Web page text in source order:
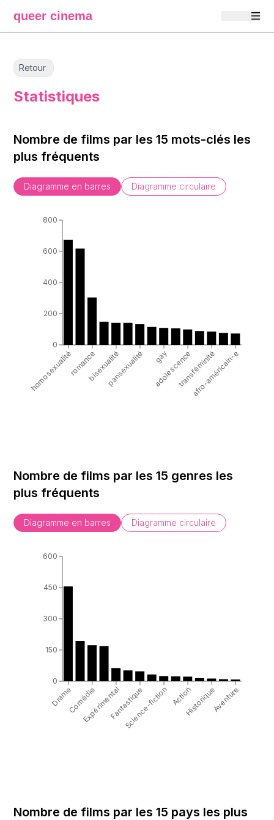
queer cinema
Retour
Statistiques
Nombre de films par les 15 mots-clés les
plus fréquents
Diagramme en barres Diagramme circulaire
homosexualitéromancebisexualitépansexualité gay
adolescencetransféminité
afro-américain-e
0
200
400
600
800
Nombre de films par les 15 genres les
plus fréquents
Diagramme en barres Diagramme circulaire
DrameComédieExpérimentalFantastique
Science-fiction ActionHistoriqueAventure
0
150
300
450
600
Nombre de films par les 15 pays les plus